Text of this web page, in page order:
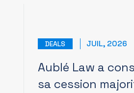
DEALS JUIL, 2026
Aublé Law a
sa cession